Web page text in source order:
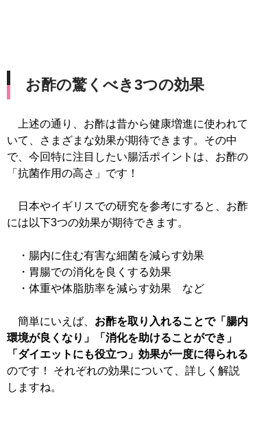
お酢の驚くべき3つの効果
上述の通り、お酢は昔から健康増進に使われて
いて、さまざまな効果が期待できます。その中
で、今回特に注目したい腸活ポイントは、お酢の
「抗菌作用の高さ」です！
日本やイギリスでの研究を参考にすると、お酢
には以下3つの効果が期待できます。
・腸内に住む有害な細菌を減らす効果
・胃腸での消化を良くする効果
・体重や体脂肪率を減らす効果 など
簡単にいえば、 お酢を取り入れることで「腸内
環境が良くなり」「消化を助けることができ」
「ダイエットにも役立つ」効果が一度に得られる
のです！ それぞれの効果について、詳しく解説
しますね。